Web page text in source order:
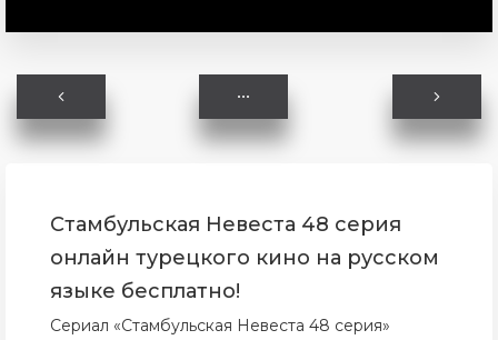
Стамбульская Невеста 48 серия
онлайн турецкого кино на русском
языке бесплатно!
Сериал «Стамбульская Невеста 48 серия»